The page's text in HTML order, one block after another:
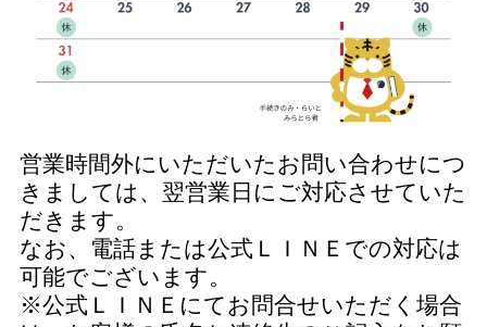
営業時間外にいただいたお問い合わせにつ
きましては、翌営業日にご対応させていた
だきます。
なお、電話または公式ＬＩＮＥでの対応は
可能でございます。
※公式ＬＩＮＥにてお問合せいただく場合